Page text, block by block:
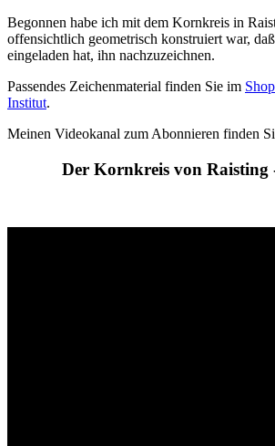
Begonnen habe ich mit dem Kornkreis in
offensichtlich geometrisch konstruiert war,
eingeladen hat, ihn nachzuzeichnen.
Passendes Zeichenmaterial finden Sie im
Institut.
Meinen Videokanal zum Abonnieren finden
Der Kornkreis von Raisting